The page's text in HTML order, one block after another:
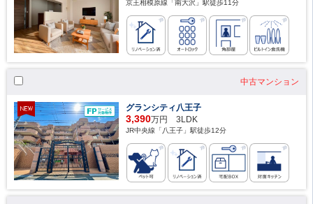
京王相模原線「南大沢」駅徒歩11分
中古マンション
グランシティ八王子
3,390万円 3LDK
JR中央線「八王子」駅徒歩12分